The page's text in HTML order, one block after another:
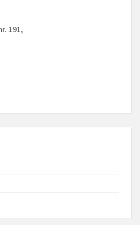
191,